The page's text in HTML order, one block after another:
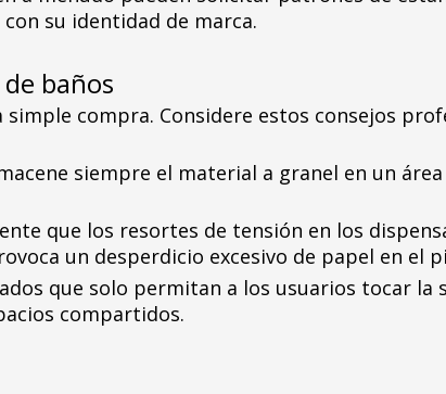
su identidad de marca.
baños
compra. Considere estos consejos
siempre el material a granel en un
que los resortes de tensión en los
un desperdicio excesivo de papel en el
que solo permitan a los usuarios tocar la
compartidos.